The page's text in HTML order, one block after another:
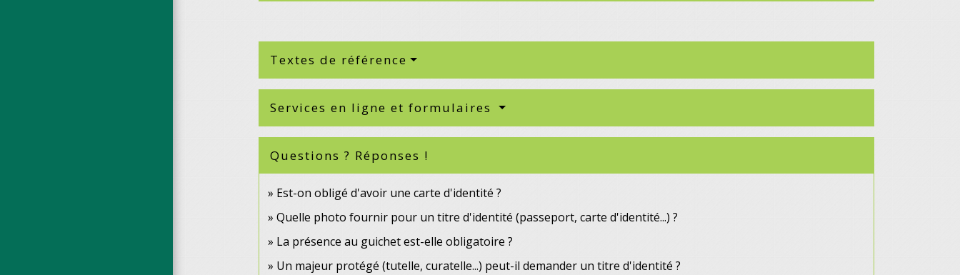
Textes de référence
Services en ligne et formulaires
Questions ? Réponses !
Est-on obligé d'avoir une carte d'identité ?
Quelle photo fournir pour un titre d'identité (passeport, carte d'identité...) ?
La présence au guichet est-elle obligatoire ?
Un majeur protégé (tutelle, curatelle...) peut-il demander un titre d'identité ?